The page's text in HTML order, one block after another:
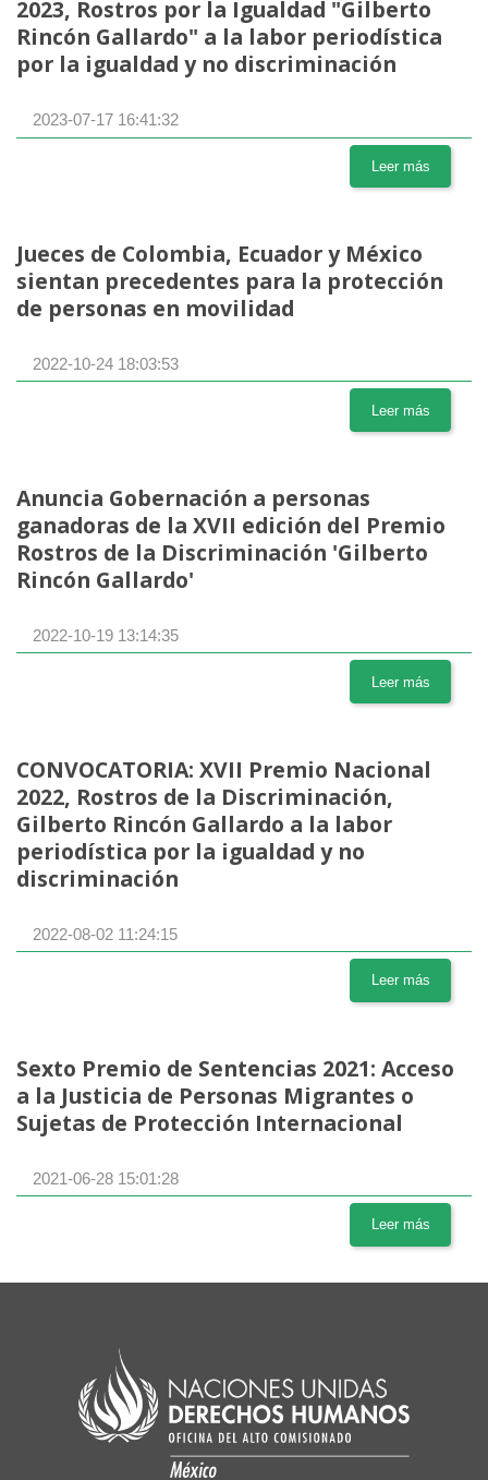
2023, Rostros por la Igualdad "Gilberto
Rincón Gallardo" a la labor periodística
por la igualdad y no discriminación
2023-07-17 16:41:32
Leer más
Jueces de Colombia, Ecuador y México
sientan precedentes para la protección
de personas en movilidad
2022-10-24 18:03:53
Leer más
Anuncia Gobernación a personas
ganadoras de la XVII edición del Premio
Rostros de la Discriminación 'Gilberto
Rincón Gallardo'
2022-10-19 13:14:35
Leer más
CONVOCATORIA: XVII Premio Nacional
2022, Rostros de la Discriminación,
Gilberto Rincón Gallardo a la labor
periodística por la igualdad y no
discriminación
2022-08-02 11:24:15
Leer más
Sexto Premio de Sentencias 2021: Acceso
a la Justicia de Personas Migrantes o
Sujetas de Protección Internacional
2021-06-28 15:01:28
Leer más